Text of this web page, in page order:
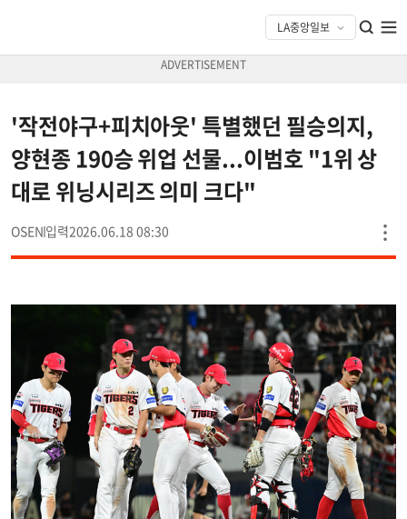
'작전야구+피치아웃' 특별했던 필승의지,
양현종 190승 위업 선물...이범호 "1위 상
대로 위닝시리즈 의미 크다"
OSEN 2026.06.18 08:30